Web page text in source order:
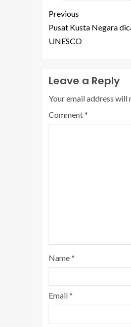
Previous
Pusat Kusta Negara
UNESCO
Leave a Reply
Your email address will
Comment*
Name*
Email*